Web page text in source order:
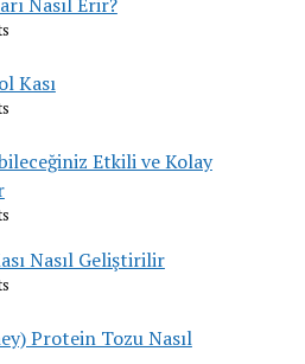
Kası
Etkili ve Kolay
Nasıl Geliştirilir
Protein Tozu Nasıl